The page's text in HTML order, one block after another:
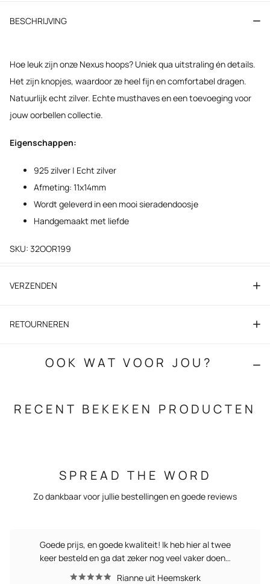
BESCHRIJVING
Hoe leuk zijn onze Nexus hoops? Uniek qua uitstraling én details.
Het zijn knopjes, waardoor ze heel fijn en comfortabel dragen.
Natuurlijk echt zilver. Echte musthaves en een toevoeging voor
jouw oorbellen collectie.
Eigenschappen:
925 zilver | Echt zilver
Afmeting: 11x14mm
Wordt geleverd in een mooi sieradendoosje
Handgemaakt met liefde
SKU: 32OOR199
VERZENDEN
RETOURNEREN
OOK WAT VOOR JOU?
RECENT BEKEKEN PRODUCTEN
SPREAD THE WORD
Zo dankbaar voor jullie bestellingen en goede reviews
Goede prijs, en goede kwaliteit! Ik heb hier al twee
keer besteld en ga dat zeker nog veel vaker doen…
Rianne uit Heemskerk